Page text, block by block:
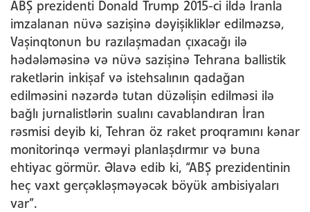
ABŞ prezidenti Donald Trump 2015-ci ildə İranla
imzalanan nüvə sazişinə dəyişikliklər edilməzsə,
Vaşinqtonun bu razılaşmadan çıxacağı ilə
hədələməsinə və nüvə sazişinə Tehrana ballistik
raketlərin inkişaf və istehsalının qadağan
edilməsini nəzərdə tutan düzəlişin edilməsi ilə
bağlı jurnalistlərin sualını cavablandıran İran
rəsmisi deyib ki, Tehran öz raket proqramını kənar
monitorinqə verməyi planlaşdırmır və buna
ehtiyac görmür. Əlavə edib ki, “ABŞ prezidentinin
heç vaxt gerçəkləşməyəcək böyük ambisiyaları
var”.